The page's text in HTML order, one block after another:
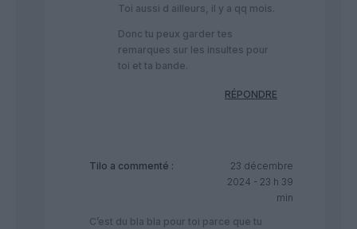
Toi aussi d ailleurs, il y a qq mois.
Donc tu peux garder tes
remarques sur les insultes pour
toi et ta bande.
RÉPONDRE
Tilo a commenté :
23 décembre
2024 - 23 h 39
min
C’est du bla bla pour toi parce que tu